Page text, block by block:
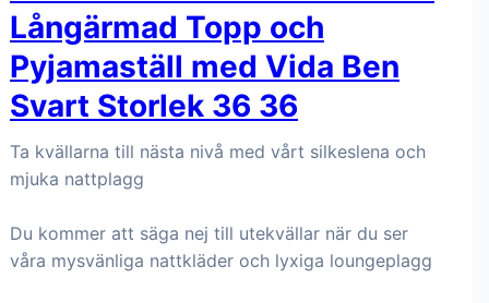
Långärmad Topp och
Pyjamaställ med Vida Ben
Svart Storlek 36 36
Ta kvällarna till nästa nivå med vårt silkeslena och
mjuka nattplagg
Du kommer att säga nej till utekvällar när du ser
våra mysvänliga nattkläder och lyxiga loungeplagg